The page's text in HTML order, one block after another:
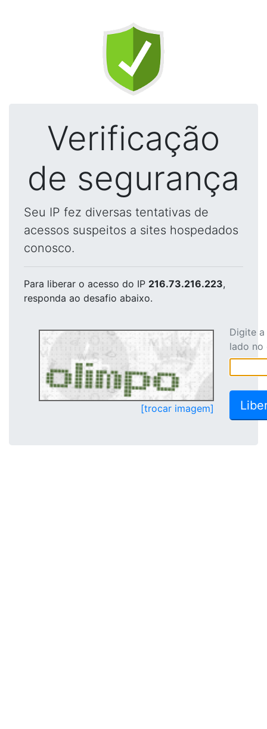
Verificação
de segurança
Seu IP fez diversas tentativas de
acessos suspeitos a sites hospedados
conosco.
Para liberar o acesso do IP 216.73.216.223,
responda ao desafio abaixo.
[trocar imagem]
Digite
lado no